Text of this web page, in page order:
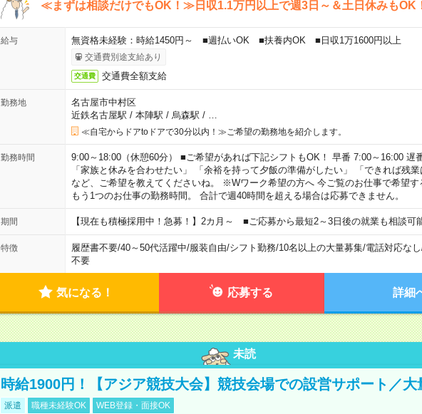
≪まずは相談だけでもOK！≫日収1.1万円以上で週3日～＆土日休みもOK
給与 無資格未経験：時給1450円～ ■週払いOK ■扶養内OK ■日収1万1600円以上
交通費別途支給あり
交通費 交通費全額支給
勤務地
名古屋市中村区
近鉄名古屋駅 / 本陣駅 / 烏森駅 /
≪自宅からドアtoドアで30分以内！≫ご希望の勤務地を紹介します。
勤務時間
9:00～18:00（休憩60分） ■ご希望があれば下記シフトもOK！ 早番 7:00～16:00 遅
「家族と休みを合わせたい」 「余裕を持って夕飯の準備がしたい」 「できれば残業
など、ご希望を教えてくださいね。 ※Wワーク希望の方へ 今ご覧のお仕事で希望す
もう1つのお仕事の勤務時間。 合計で週40時間を超える場合は応募できません。
期間 【現在も積極採用中！急募！】2カ月～ ■ご応募から最短2～3日後の就業も相談可
特徴 履歴書不要/40～50代活躍中/服装自由/シフト勤務/10名以上の大量募集/電話対応なし
不要
気になる！ 応募する 詳細
未読
時給1900円！【アジア競技大会】競技会場での設営サポート／大
派遣 職種未経験OK WEB登録・面接OK